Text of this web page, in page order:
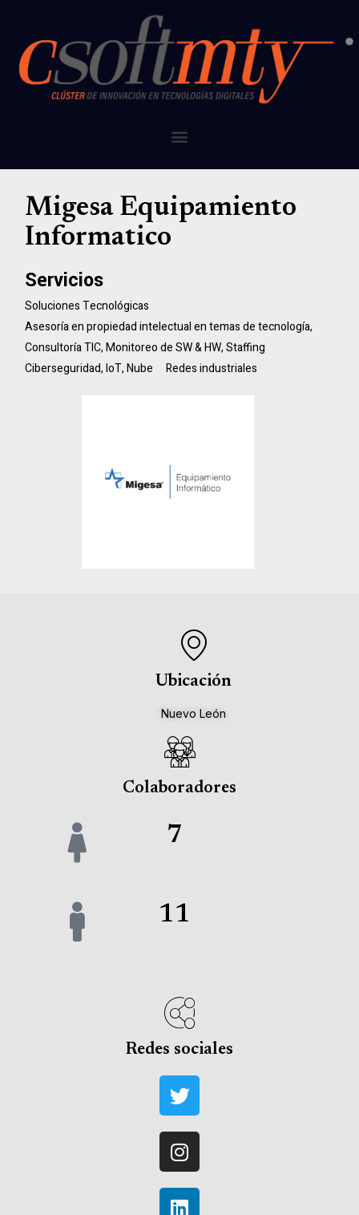
Migesa Equipamiento
Informatico
Servicios
Soluciones Tecnológicas
Asesoría en propiedad intelectual en temas de tecnología,
Consultoría TIC,Monitoreo de SW & HW,Staffing
Ciberseguridad,IoT,Nube Redes industriales
Ubicación
Nuevo León
Colaboradores
7
11
Redes sociales